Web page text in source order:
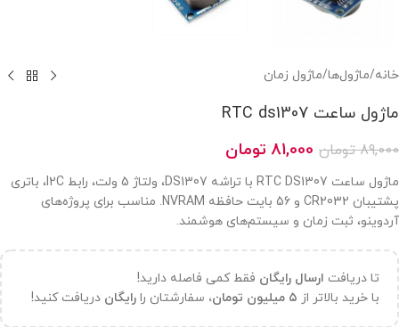
خانه/ماژول‌ها/ماژول زمان
ماژول ساعت RTC ds1307
89,000 تومان 81,000 تومان
ماژول ساعت RTC DS1307 با تراشه DS1307، ولتاژ 5 ولت، رابط I2C، باتری
پشتیبان CR2032 و 56 بایت حافظه NVRAM. مناسب برای پروژه‌های
آردوینو، ثبت زمان و سیستم‌های هوشمند.
تا دریافت ارسال رایگان فقط کمی فاصله دارید!
با خرید بالاتر از ۵ میلیون تومان، سفارشتان را رایگان دریافت کنید!